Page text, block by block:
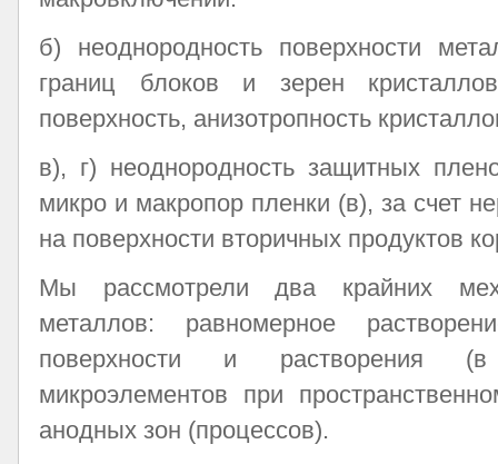
б) неоднородность поверхности
границ блоков и зерен
поверхность, анизотропность
в), г) неоднородность защитных
микро и макропор пленки (в), за счет
на поверхности вторичных продуктов
Мы рассмотрели два крайних
металлов: равномерное
поверхности и растворения
микроэлементов при
анодных зон (процессов).